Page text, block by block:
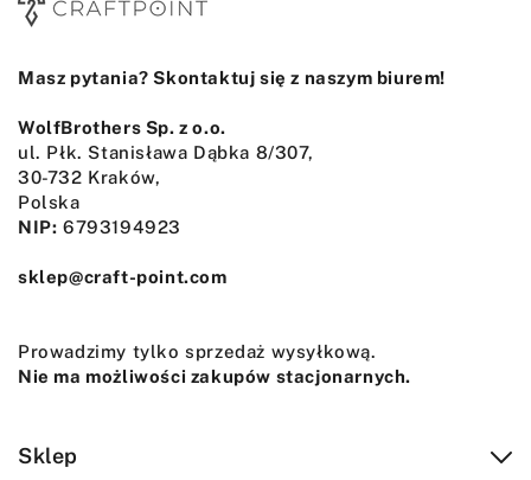
Masz pytania? Skontaktuj się z naszym biurem!
WolfBrothers Sp. z o.o.
ul. Płk. Stanisława Dąbka 8/307,
30-732 Kraków,
Polska
NIP: 6793194923
sklep@craft-point.com
Prowadzimy tylko sprzedaż wysyłkową.
Nie ma możliwości zakupów stacjonarnych.
Sklep